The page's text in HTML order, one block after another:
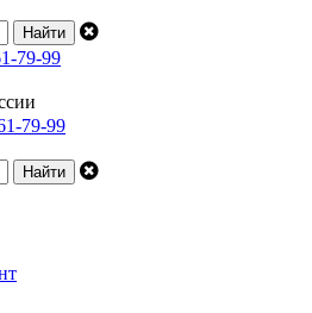
79-99
79-99